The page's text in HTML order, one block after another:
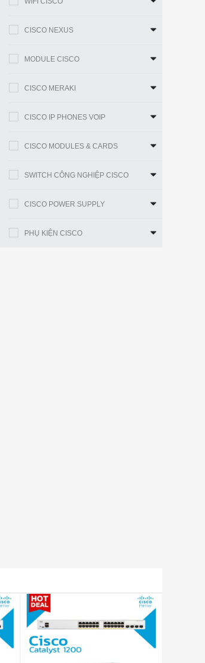
CISCO NEXUS
MODULE CISCO
CISCO MERAKI
CISCO IP PHONES VOIP
CISCO MODULES & CARDS
SWITCH CÔNG NGHIỆP CISCO
CISCO POWER SUPPLY
PHỤ KIỆN CISCO